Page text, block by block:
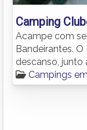
Camping
Acampe com
Bandeirantes.
descanso, junto
Campings